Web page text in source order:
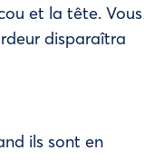
et la tête. Vous
disparaîtra
ils sont en